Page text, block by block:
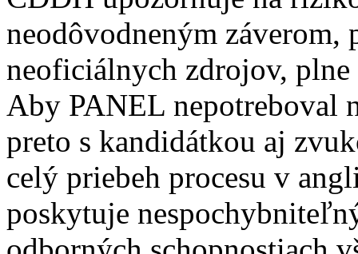
neodôvodneným
neoficiálnych zdrojov, plne
Aby PANEL nepotreboval
preto s kandidátkou aj
celý priebeh procesu v
poskytuje